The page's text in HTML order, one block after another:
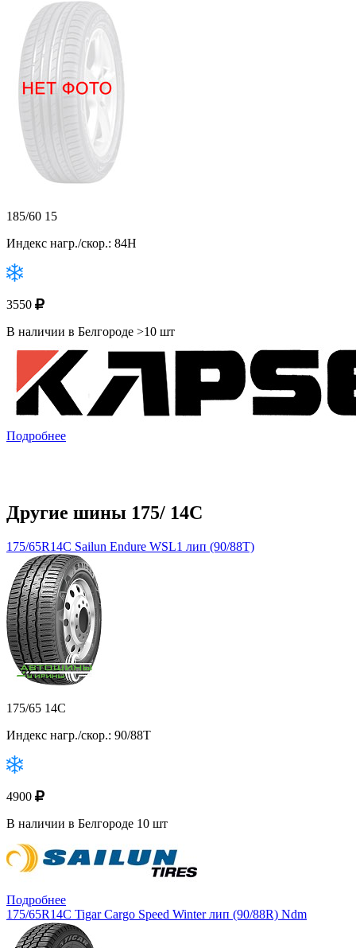
185/60 15
Индекс нагр./скор.: 84H
3550
В наличии в Белгороде >10 шт
Подробнее
Другие шины 175/ 14C
175/65R14C Sailun Endure WSL1 лип (90/88T)
175/65 14C
Индекс нагр./скор.: 90/88T
4900
В наличии в Белгороде 10 шт
Подробнее
175/65R14C Tigar Cargo Speed Winter лип (90/88R) Ndm